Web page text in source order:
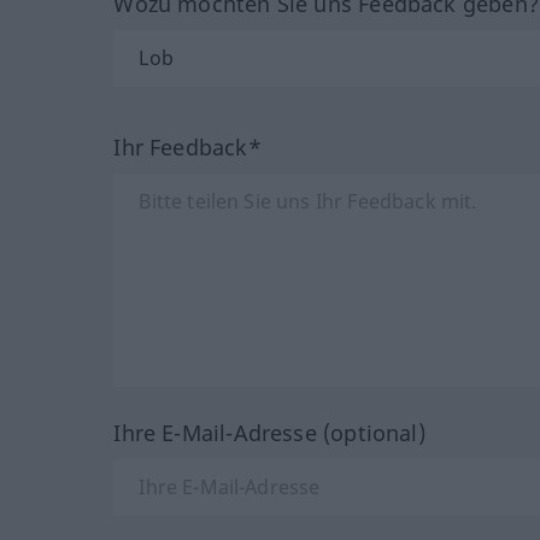
Ihr Feedback*
Ihre E-Mail-Adresse (optional)